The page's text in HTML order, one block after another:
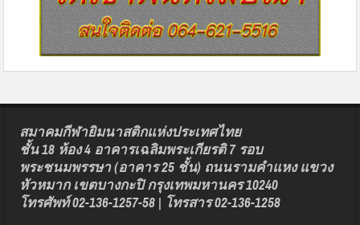
สมาคมกีฬายิมนาสติกแห่งประเทศไทย
ชั้น 18 ห้อง 4 อาคารเฉลิมพระเกียรติ 7 รอบ
พระชนมพรรษา (อาคาร 25 ชั้น) ถนนรามคำแหง แขวง
หัวหมาก เขตบางกะปิ กรุงเทพมหานคร 10240
โทรศัพท์ 02-136-1257-58 | โทรสาร 02-136-1258